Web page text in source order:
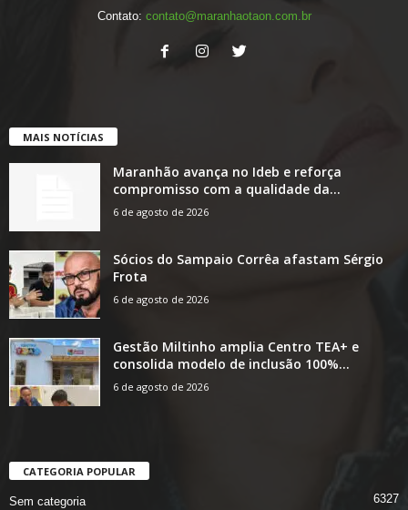
Contato: contato@maranhaotaon.com.br
MAIS NOTÍCIAS
Maranhão avança no Ideb e reforça
compromisso com a qualidade da...
6 de agosto de 2026
Sócios do Sampaio Corrêa afastam Sérgio
Frota
6 de agosto de 2026
Gestão Miltinho amplia Centro TEA+ e
consolida modelo de inclusão 100%...
6 de agosto de 2026
CATEGORIA POPULAR
Sem categoria 6327